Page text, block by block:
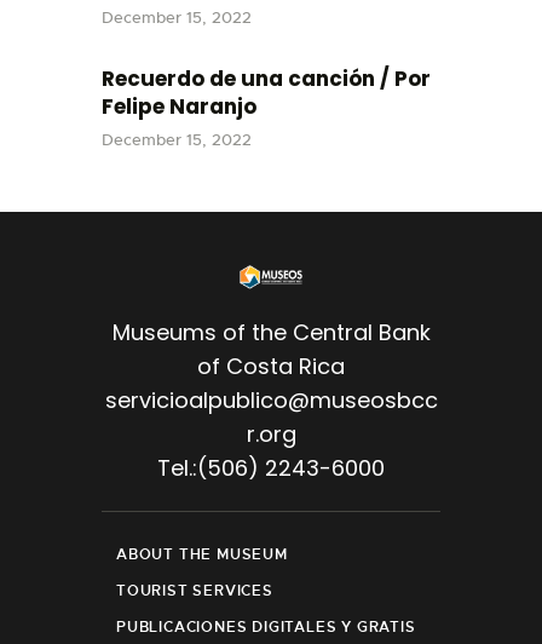
December 15, 2022
Recuerdo de una canción / Por
Felipe Naranjo
December 15, 2022
Museums of the Central Bank
of Costa Rica
servicioalpublico@museosbcc
r.org
Tel.:(506) 2243-6000
ABOUT THE MUSEUM
TOURIST SERVICES
PUBLICACIONES DIGITALES Y GRATIS